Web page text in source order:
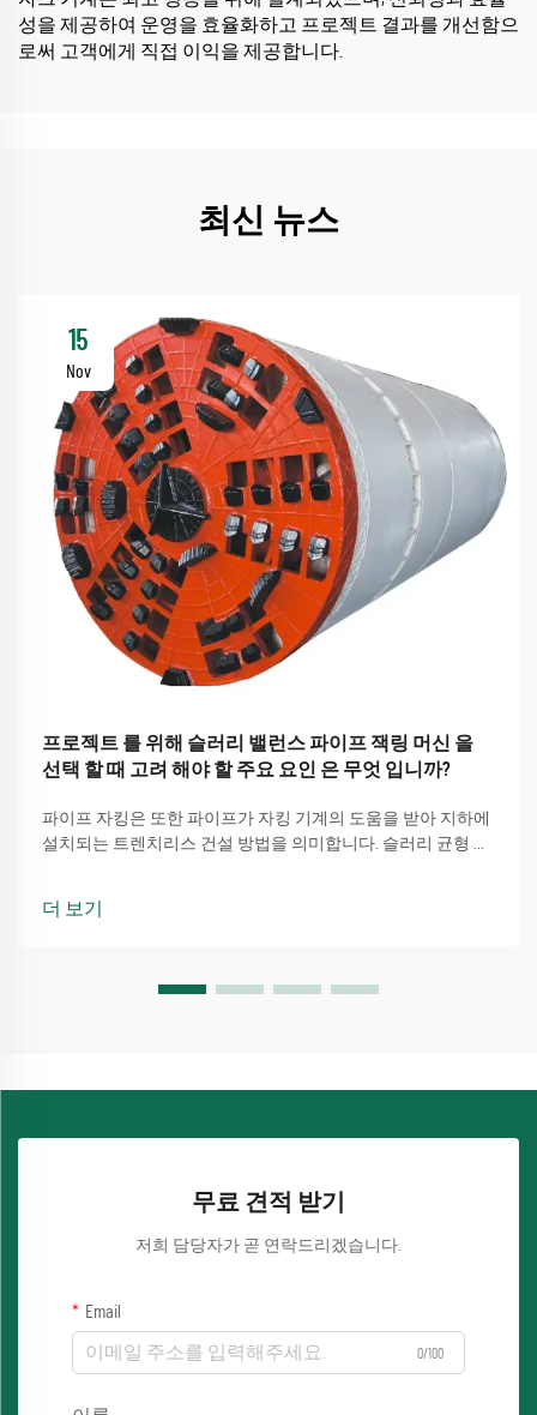
성을 제공하여 운영을 효율화하고 프로젝트 결과를 개선함으
로써 고객에게 직접 이익을 제공합니다.
최신 뉴스
15
Nov
프로젝트 를 위해 슬러리 밸런스 파이프 잭링 머신 을
선택 할 때 고려 해야 할 주요 요인 은 무엇 입니까?
파이프 자킹은 또한 파이프가 자킹 기계의 도움을 받아 지하에
설치되는 트렌치리스 건설 방법을 의미합니다. 슬러리 균형 파
더 보기
무료 견적 받기
저희 담당자가 곧 연락드리겠습니다.
Email
0/100